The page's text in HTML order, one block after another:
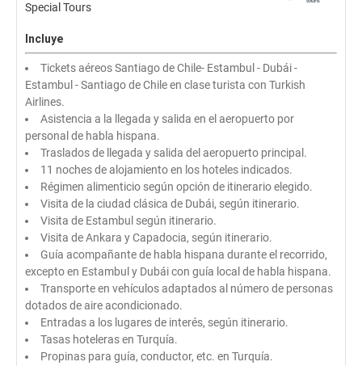
Special Tours
Incluye
Tickets aéreos Santiago de Chile- Estambul - Dubái -
Estambul - Santiago de Chile en clase turista con Turkish
Airlines.
Asistencia a la llegada y salida en el aeropuerto por
personal de habla hispana.
Traslados de llegada y salida del aeropuerto principal.
11 noches de alojamiento en los hoteles indicados.
Régimen alimenticio según opción de itinerario elegido.
Visita de la ciudad clásica de Dubái, según itinerario.
Visita de Estambul según itinerario.
Visita de Ankara y Capadocia, según itinerario.
Guía acompañante de habla hispana durante el recorrido,
excepto en Estambul y Dubái con guía local de habla hispana.
Transporte en vehículos adaptados al número de personas
dotados de aire acondicionado.
Entradas a los lugares de interés, según itinerario.
Tasas hoteleras en Turquía.
Propinas para guía, conductor, etc. en Turquía.